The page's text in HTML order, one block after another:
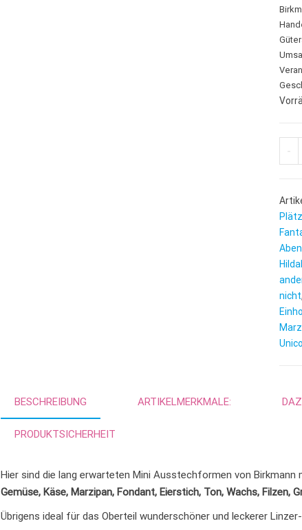
-
nicht,
BESCHREIBUNG ARTIKELMERKMALE:
PRODUKTSICHERHEIT
Hier sind die lang erwarteten Mini Ausstechformen von
Gemüse, Käse, Marzipan, Fondant, Eierstich, Ton, Wachs, Filzen,
Übrigens ideal für das Oberteil wunderschöner und leckerer